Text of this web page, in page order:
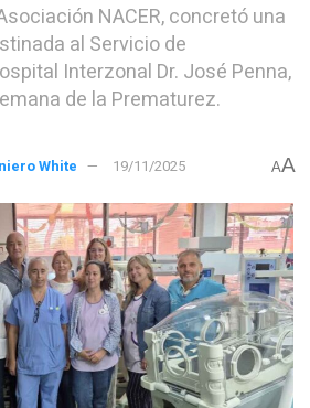
NACER, concretó una
al Servicio de
Interzonal Dr. José Penna,
de la Prematurez.
White 19/11/2025 AA